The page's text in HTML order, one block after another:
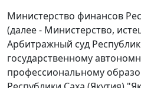
Министерство финансов
(далее - Министерство,
Арбитражный суд
государственному
профессиональному